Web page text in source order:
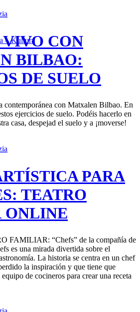
– Kultura
CON
BILBAO:
DE SUELO
contemporánea con Matxalen Bilbao. En
ejercicios de suelo. Podéis hacerlo en
casa, despejad el suelo y a ¡moverse!
PARA
TEATRO
FAMILIAR: “Chefs” de la compañía de
es una mirada divertida sobre el
La historia se centra en un chef
la inspiración y que tiene que
de cocineros para crear una receta